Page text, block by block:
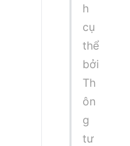
h
cụ
thể
bởi
Th
ôn
g
tư